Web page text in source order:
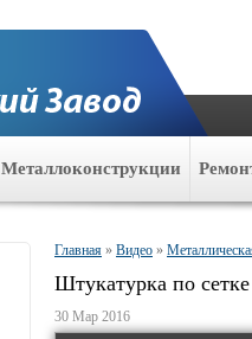
Металлоконструкции
Главная » Видео »
Штукатурка по сетке
30 Мар 2016